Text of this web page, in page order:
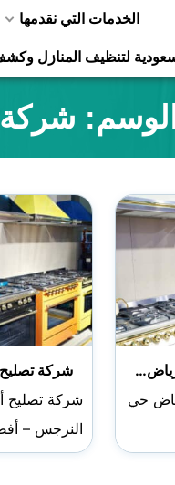
الخدمات التي نقدمها
لتنظيف المنازل
الوسم: شركة
حي
شركة
شركة تصليح
النرجس –